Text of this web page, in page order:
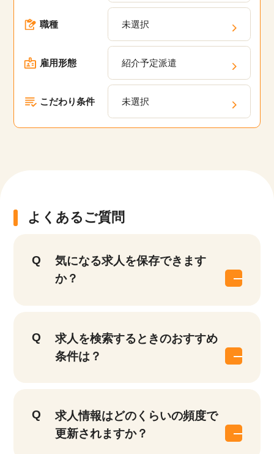
職種 未選択
雇用形態 紹介予定派遣
こだわり条件 未選択
よくあるご質問
気になる求人を保存できます
か？
求人を検索するときのおすすめ
条件は？
求人情報はどのくらいの頻度で
更新されますか？